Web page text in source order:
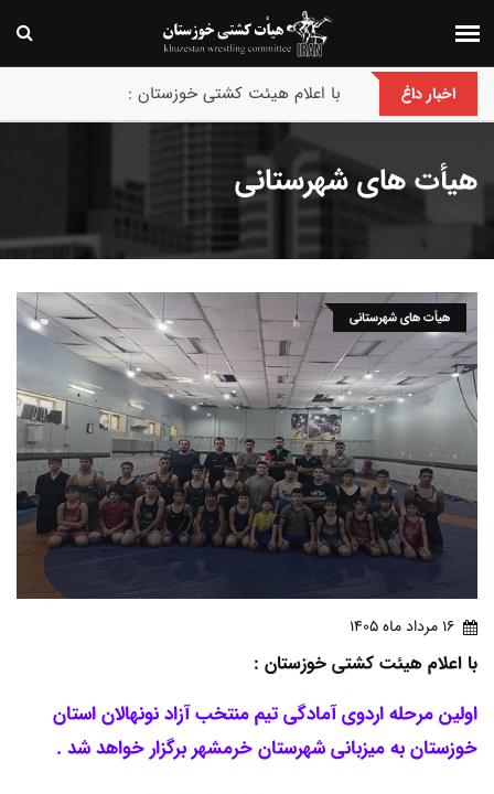
اخبار داغ با اعلام هیئت کشتی خوزستان :
هیأت های شهرستانی
هیأت های شهرستانی
16 مرداد ماه 1405
با اعلام هیئت کشتی خوزستان :
اولین مرحله اردوی آمادگی تیم منتخب آزاد نونهالان استان
خوزستان به میزبانی شهرستان خرمشهر برگزار خواهد شد .